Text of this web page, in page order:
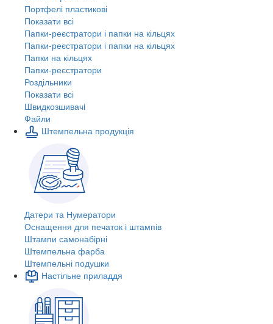
Портфелі пластикові
Показати всі
Папки-реєстратори і папки на кільцях
Папки-реєстратори і папки на кільцях
Папки на кільцях
Папки-реєстратори
Роздільники
Показати всі
Швидкозшивачi
Файли
Штемпельна продукція
Датери та Нумератори
Оснащення для печаток і штампів
Штампи самонабірні
Штемпельна фарба
Штемпельні подушки
Настільне приладдя